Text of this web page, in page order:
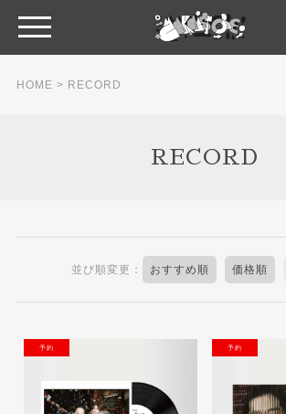
HOME > RECORD
RECORD
並び順変更： おすすめ順 価格順
NEW NEW